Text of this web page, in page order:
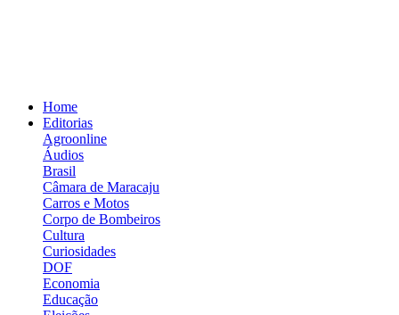
Home
Editorias
Agroonline
Áudios
Brasil
Câmara de Maracaju
Carros e Motos
Corpo de Bombeiros
Cultura
Curiosidades
DOF
Economia
Educação